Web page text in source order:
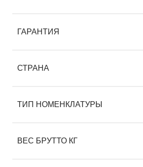
ГАРАНТИЯ
СТРАНА
ТИП НОМЕНКЛАТУРЫ
ВЕС БРУТТО КГ